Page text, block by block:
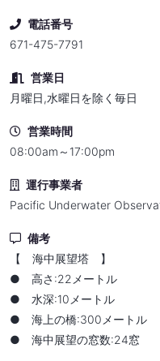
電話番号
671-475-7791
営業日
月曜日,水曜日を除く毎日
営業時間
08:00am～17:00pm
運行事業者
Pacific Underwater
備考
【 海中展望塔 】
● 高さ:22メートル
● 水深:10メートル
● 海上の橋:300メートル
● 海中展望の窓数:24窓